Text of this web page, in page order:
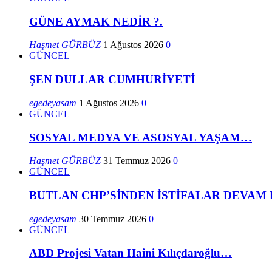
GÜNE AYMAK NEDİR ?.
Haşmet GÜRBÜZ 1 Ağustos 2026 0
GÜNCEL
ŞEN DULLAR CUMHURİYETİ
egedeyasam 1 Ağustos 2026 0
GÜNCEL
SOSYAL MEDYA VE ASOSYAL YAŞAM…
Haşmet GÜRBÜZ 31 Temmuz 2026 0
GÜNCEL
BUTLAN CHP’SİNDEN İSTİFALAR
egedeyasam 30 Temmuz 2026 0
GÜNCEL
ABD Projesi Vatan Haini Kılıçdaroğlu…